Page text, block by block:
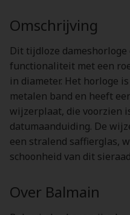
Omschrijving
Dit tijdloze
functionaliteit met een
in diameter. Het horloge
metalen band en heeft
wijzerplaat, die voorzien
datumaanduiding. De
een stralend saffierglas,
schoonheid van dit
Over Balmain